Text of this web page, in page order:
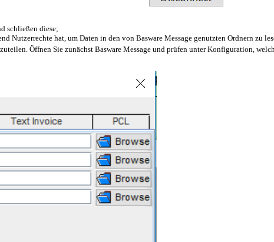
schließen diese;
Nutzerrechte hat, um Daten in den von Basware Message genutzten Ordnern zu
Öffnen Sie zunächst Basware Message und prüfen unter Konfiguration,